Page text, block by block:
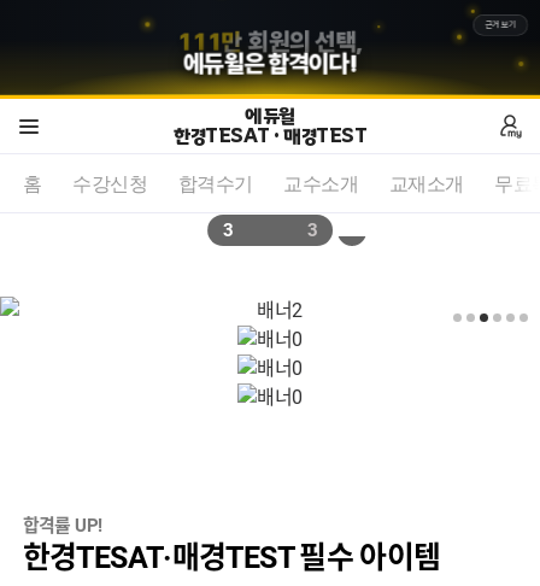
58 2만 회원의 선택,
에듀윌은 합격이다!
근거보기
에듀윌
한경TESAT · 매경TEST
홈 수강신청 합격수기 교수소개 교재소개 무료
3 3
합격률 UP!
한경TESAT·매경TEST 필수 아이템